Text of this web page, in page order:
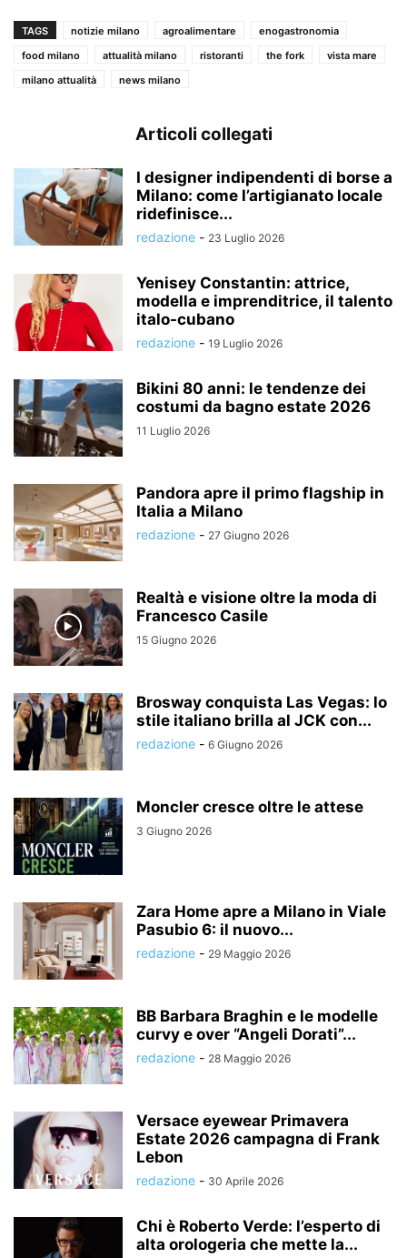
TAGS notizie milano agroalimentare
enogastronomia
food milano
attualità milano ristoranti the fork
vista mare
milano attualità
news milano
Articoli collegati
I designer indipendenti di borse a
Milano: come l’artigianato locale
ridefinisce...
redazione - 23 Luglio 2026
Yenisey Constantin: attrice,
modella e imprenditrice, il talento
italo-cubano
redazione - 19 Luglio 2026
Bikini 80 anni: le tendenze dei
costumi da bagno estate 2026
11 Luglio 2026
Pandora apre il primo flagship in
Italia a Milano
redazione - 27 Giugno 2026
Realtà e visione oltre la moda di
Francesco Casile
15 Giugno 2026
Brosway conquista Las Vegas: lo
stile italiano brilla al JCK con...
redazione - 6 Giugno 2026
Moncler cresce oltre le attese
3 Giugno 2026
Zara Home apre a Milano in Viale
Pasubio 6: il nuovo...
redazione - 29 Maggio 2026
BB Barbara Braghin e le modelle
curvy e over “Angeli Dorati”...
redazione - 28 Maggio 2026
Versace eyewear Primavera
Estate 2026 campagna di Frank
Lebon
redazione - 30 Aprile 2026
Chi è Roberto Verde: l’esperto di
alta orologeria che mette la...